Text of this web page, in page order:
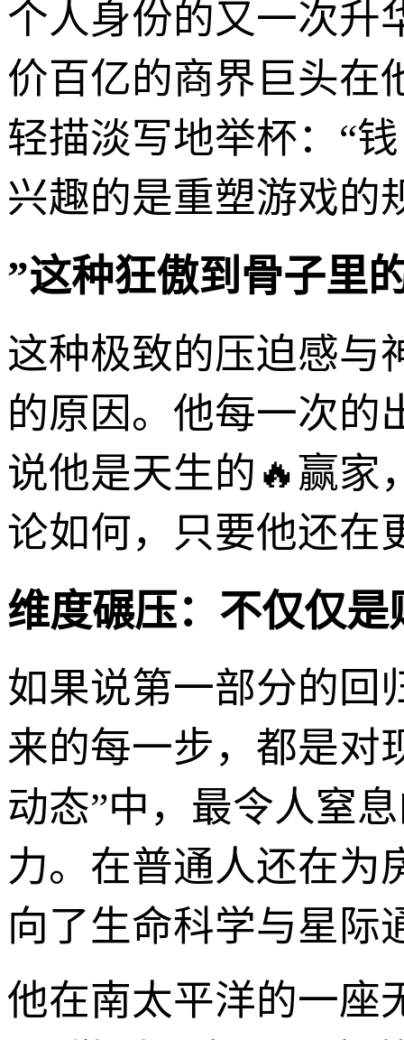
个人身份的又一次升
价百亿的商界巨头在
轻描淡写地举杯：“
兴趣的是重塑游戏的
”这种狂傲到骨子里
这种极致的压迫感与
的原因。他每一次的
说他是天生的🔥赢家
论如何，只要他还在
维度碾压：不仅仅
如果说第一部分的回
来的每一步，都是对
动态”中，最令人窒
力。在普通人还在为
向了生命科学与星际
他在南太平洋的一座